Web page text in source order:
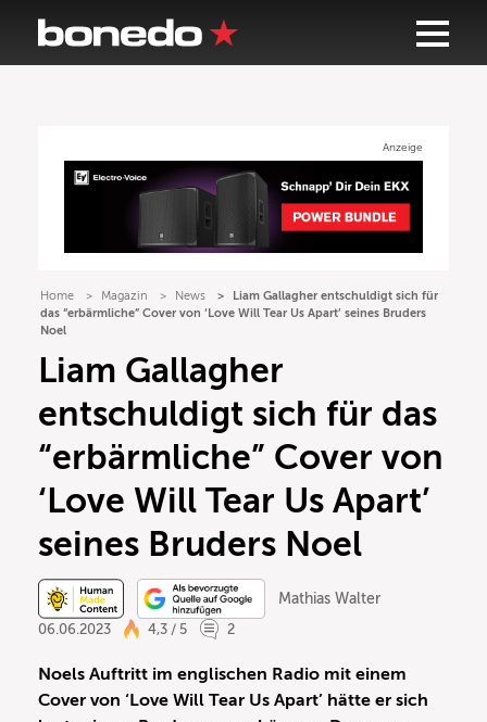
Anzeige
Home Magazin News
Liam Gallagher entschuldigt sich für
das “erbärmliche” Cover von ‘Love Will Tear Us Apart’ seines Bruders
Noel
Liam Gallagher
entschuldigt sich für das
“erbärmliche” Cover von
‘Love Will Tear Us Apart’
seines Bruders Noel
Mathias Walter
06.06.2023
4,3 / 5 2
Noels Auftritt im englischen Radio mit einem
Cover von ‘Love Will Tear Us Apart’ hätte er sich